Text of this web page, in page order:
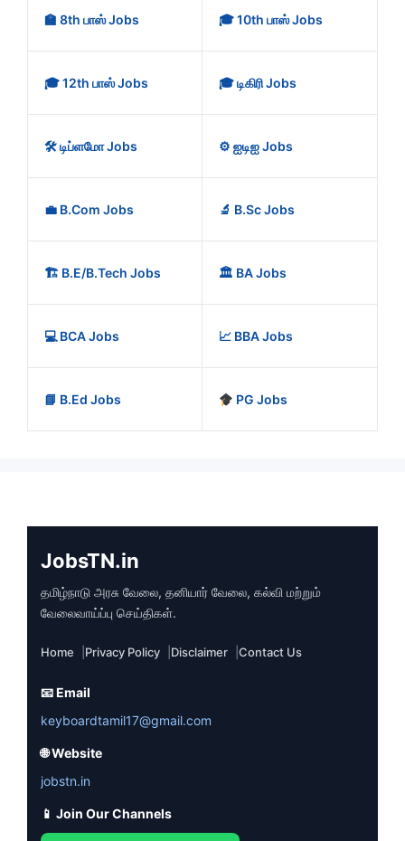
🏫 8th பாஸ் Jobs 🎓 10th பாஸ் Jobs
🎓 12th பாஸ் Jobs 🎓 டிகிரி Jobs
🛠️ டிப்ளமோ Jobs ⚙️ ஐடிஐ Jobs
💼 B.Com Jobs 🔬 B.Sc Jobs
🏗️ B.E/B.Tech Jobs 🏛️ BA Jobs
💻 BCA Jobs 📈 BBA Jobs
📘 B.Ed Jobs PG Jobs
JobsTN.in
தமிழ்நாடு அரசு வேலை, தனியார் வேலை, கல்வி மற்றும்
வேலைவாய்ப்பு செய்திகள்.
Home Privacy Policy Disclaimer Contact Us
📧 Email
keyboardtamil17@gmail.com
🌐 Website
jobstn.in
📱 Join Our Channels